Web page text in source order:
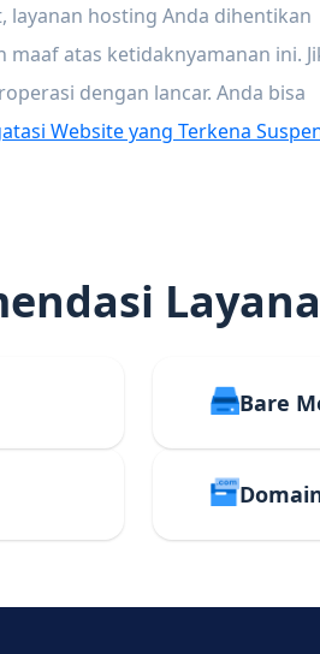
layanan hosting Anda dihentikan
atas ketidaknyamanan ini.
dengan lancar. Anda bisa
Website yang Terkena
Bare